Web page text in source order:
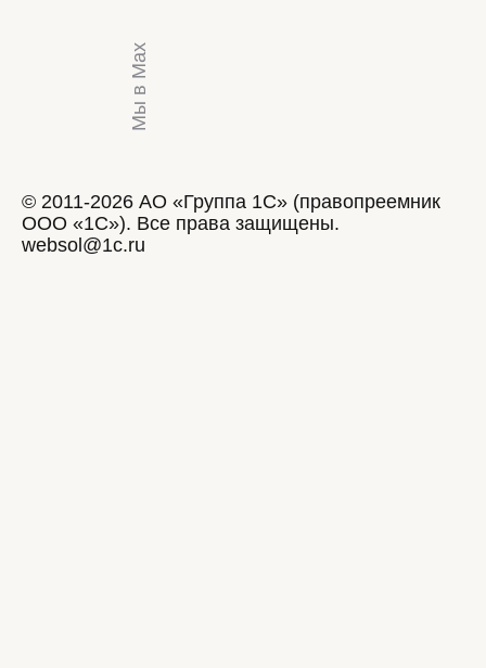
Мы в Max
© 2011-2026 АО «Группа 1С» (правопреемник
ООО «1С»). Все права защищены.
websol@1c.ru